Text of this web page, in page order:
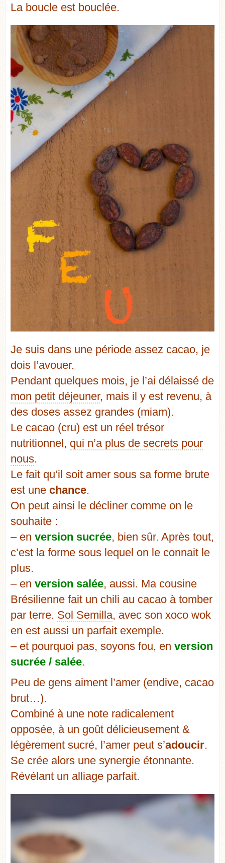
La boucle est bouclée.
Je suis dans une période assez cacao, je
dois l’avouer.
Pendant quelques mois, je l’ai délaissé de
mon petit déjeuner, mais il y est revenu, à
des doses assez grandes (miam).
Le cacao (cru) est un réel trésor
nutritionnel, qui n’a plus de secrets pour
nous.
Le fait qu’il soit amer sous sa forme brute
est une chance.
On peut ainsi le décliner comme on le
souhaite :
– en version sucrée, bien sûr. Après tout,
c’est la forme sous lequel on le connait le
plus.
– en version salée, aussi. Ma cousine
Brésilienne fait un chili au cacao à tomber
par terre. Sol Semilla, avec son xoco wok
en est aussi un parfait exemple.
– et pourquoi pas, soyons fou, en version
sucrée / salée.
Peu de gens aiment l’amer (endive, cacao
brut…).
Combiné à une note radicalement
opposée, à un goût délicieusement &
légèrement sucré, l’amer peut s’adoucir.
Se crée alors une synergie étonnante.
Révélant un alliage parfait.